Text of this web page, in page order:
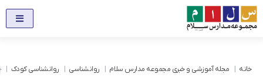
خانه مجله آموزشی و خبری مجموعه مدارس سلام روانشناسی روانشناسی کودک